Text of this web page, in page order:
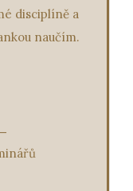
disciplíně a
naučím.